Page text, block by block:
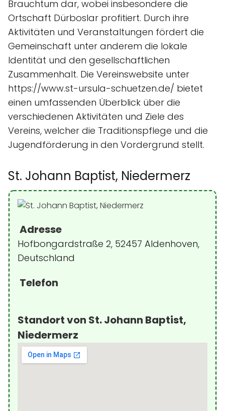
Brauchtum dar, wobei insbesondere die
Ortschaft Dürboslar profitiert. Durch ihre
Aktivitäten und Veranstaltungen fördert die
Gemeinschaft unter anderem die lokale
Identität und den gesellschaftlichen
Zusammenhalt. Die Vereinswebsite unter
https://www.st-ursula-schuetzen.de/ bietet
einen umfassenden Überblick über die
verschiedenen Aktivitäten und Ziele des
Vereins, welcher die Traditionspflege und die
Jugendförderung in den Vordergrund stellt.
St. Johann Baptist, Niedermerz
Adresse
Hofbongardstraße 2, 52457 Aldenhoven,
Deutschland
Telefon
Standort von St. Johann Baptist,
Niedermerz